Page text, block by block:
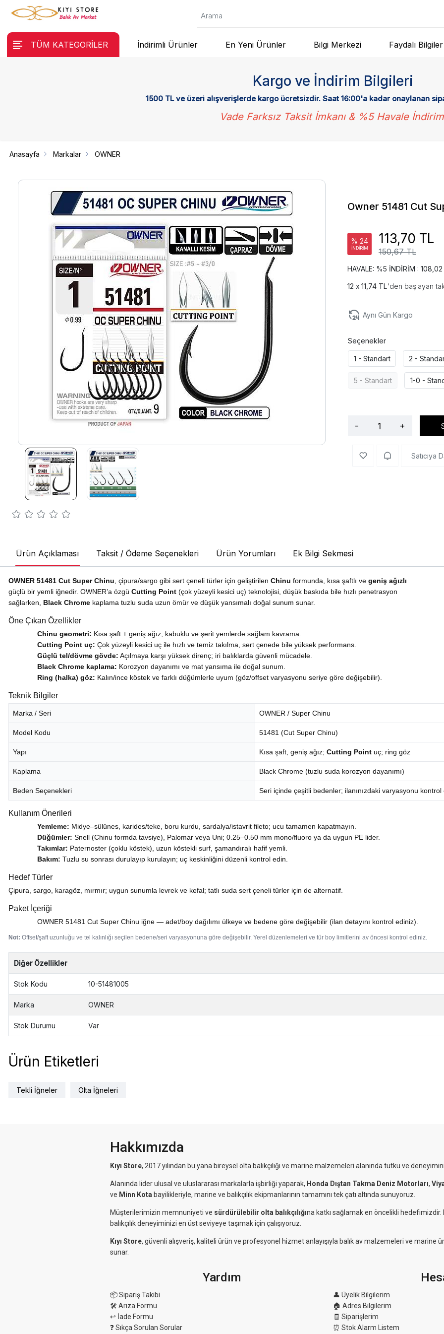
TÜM KATEGORİLER İndirimli Ürünler En Yeni Ürünler Bilgi Merkezi Faydalı Bilgiler
Kargo ve İndirim Bilgileri
1500 TL ve üzeri alışverişlerde kargo ücretsizdir. Saat 16:00'a kadar onaylanan
Vade Farksız Taksit İmkanı & %5 Havale
Anasayfa Markalar OWNER
Owner 51481 Cut
% 24
İNDİRİM 150,67 TL
113,70 TL
HAVALE: %5 İNDİRİM :
11,74 TL'den başlayan
Aynı Gün Kargo
Seçenekler
1 - Standart 2 -
5 - Standart 1-0 -
- +
Satıcıya
Ürün Açıklaması Taksit / Ödeme Seçenekleri Ürün Yorumları Ek Bilgi Sekmesi
OWNER 51481 Cut Super Chinu , çipura/sargo gibi sert çeneli türler için geliştirilen Chinu formunda, kısa şaftlı ve geniş ağızlı
güçlü bir yemli iğnedir. OWNER’a özgü Cutting Point(çok yüzeyli kesici uç) teknolojisi, düşük baskıda bile hızlı penetrasyon
sağlarken, Black Chromekaplama tuzlu suda uzun ömür ve düşük yansımalı doğal sunum sunar.
Öne Çıkan Özellikler
Chinu geometri: Kısa şaft + geniş ağız; kabuklu ve şerit yemlerde sağlam kavrama.
Cutting Point uç: Çok yüzeyli kesici uç ile hızlı ve temiz takılma, sert çenede bile yüksek performans.
Güçlü tel/dövme gövde: Açılmaya karşı yüksek direnç; iri balıklarda güvenli mücadele.
Black Chrome kaplama: Korozyon dayanımı ve mat yansıma ile doğal sunum.
Ring (halka) göz: Kalın/ince köstek ve farklı düğümlerle uyum (göz/offset varyasyonu seriye göre değişebilir).
Teknik Bilgiler
Marka / Seri OWNER / Super Chinu
Model Kodu 51481 (Cut Super Chinu)
Yapı Kısa şaft, geniş ağız; Cutting Pointuç; ring göz
Kaplama Black Chrome (tuzlu suda korozyon dayanımı)
Beden Seçenekleri Seri içinde çeşitli bedenler; ilanınızdaki varyasyonu kontrol
Kullanım Önerileri
Yemleme: Midye–sülünes, karides/teke, boru kurdu, sardalya/istavrit fileto; ucu tamamen kapatmayın.
Düğümler: Snell (Chinu formda tavsiye), Palomar veya Uni; 0.25–0.50 mm mono/fluoro ya da uygun PE lider.
Takımlar: Paternoster (çoklu köstek), uzun köstekli surf, şamandıralı hafif yemli.
Bakım: Tuzlu su sonrası durulayıp kurulayın; uç keskinliğini düzenli kontrol edin.
Hedef Türler
Çipura, sargo, karagöz, mırmır; uygun sunumla levrek ve kefal; tatlı suda sert çeneli türler için de alternatif.
Paket İçeriği
OWNER 51481 Cut Super Chinu iğne — adet/boy dağılımı ülkeye ve bedene göre değişebilir (ilan detayını kontrol ediniz).
Not: Offset/şaft uzunluğu ve tel kalınlığı seçilen bedene/seri varyasyonuna göre değişebilir. Yerel düzenlemeleri ve tür boy limitlerini av öncesi kontrol ediniz.
Diğer Özellikler
Stok Kodu 10-51481005
Marka OWNER
Stok Durumu Var
Ürün Etiketleri
Tekli İğneler Olta İğneleri
Hakkımızda
Kıyı Store, 2017 yılından bu yana bireysel olta balıkçılığı ve marine malzemeleri alanında tutku ve
Alanında lider ulusal ve uluslararası markalarla işbirliği yaparak, Honda Dıştan Takma Deniz Motorları,
ve Minn Kota bayilikleriyle, marine ve balıkçılık ekipmanlarının tamamını tek çatı altında sunuyoruz.
Müşterilerimizin memnuniyeti ve sürdürülebilir olta balıkçılığına katkı sağlamak en öncelikli hedefimizdir.
balıkçılık deneyiminizi en üst seviyeye taşımak için çalışıyoruz.
Kıyı Store, güvenli alışveriş, kaliteli ürün ve profesyonel hizmet anlayışıyla balık av malzemeleri ve marine
sunar.
Yardım
📦 Sipariş Takibi
🛠 Arıza Formu
↩️ İade Formu
❓ Sıkça Sorulan Sorular
👤 Üyelik Bilgilerim
🏠 Adres Bilgilerim
🧾 Siparişlerim
⏰ Stok Alarm Listem